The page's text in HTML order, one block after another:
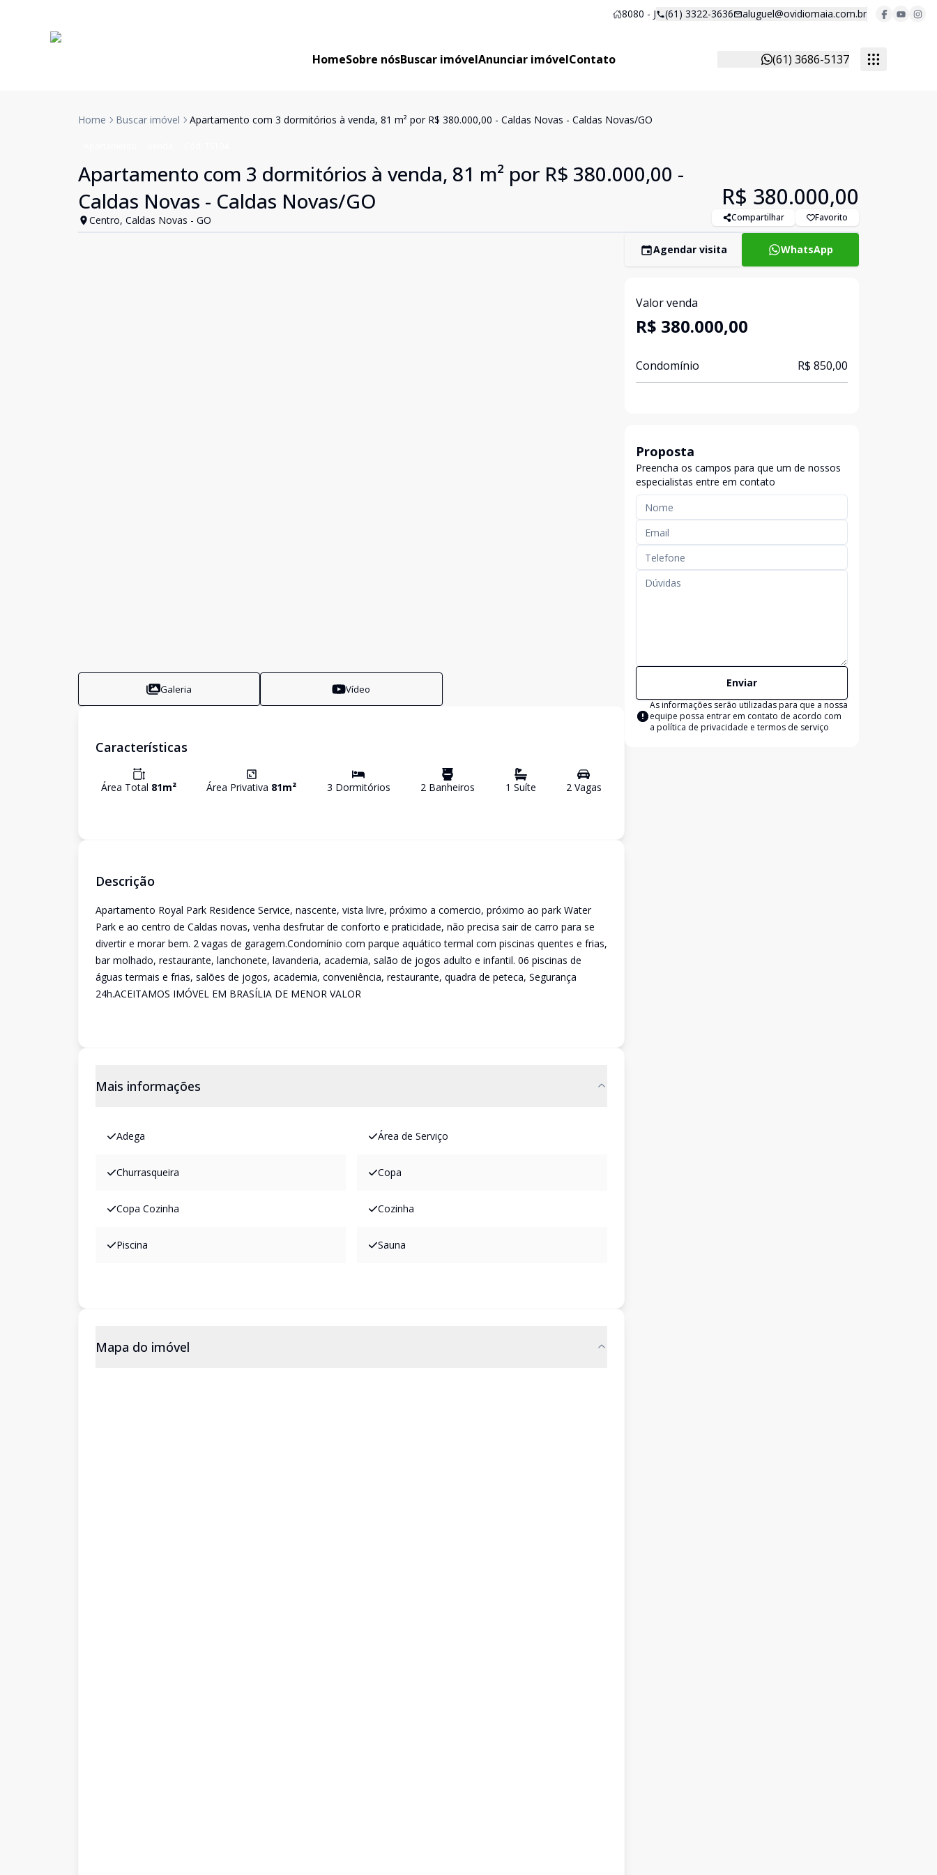
8080 - J (61) 3322-3636 aluguel@ovidiomaia.com.br
HomeSobre nósBuscar imóvelAnunciar imóvelContato (61) 3686-5137
Home Buscar imóvel Apartamento com 3 dormitórios à venda, 81 m² por R$ 380.000,00 - Caldas Novas - Caldas Novas/GO
Apartamento com 3 dormitórios à venda, 81 m² por R$ 380.000,00 -
Caldas Novas - Caldas Novas/GO
Centro, Caldas Novas - GO
R$ 380.000,00
Compartilhar Favorito
Galeria Vídeo
Características
Área Total 81m² Área Privativa 81m² 3 Dormitórios 2 Banheiros 1 Suíte 2Vagas
Descrição
Apartamento Royal Park Residence Service, nascente, vista livre, próximo a comercio, próximo ao park Water
Park e ao centro de Caldas novas, venha desfrutar de conforto e praticidade, não precisa sair de carro para se
divertir e morar bem. 2 vagas de garagem.Condomínio com parque aquático termal com piscinas quentes e frias,
bar molhado, restaurante, lanchonete, lavanderia, academia, salão de jogos adulto e infantil. 06 piscinas de
águas termais e frias, salões de jogos, academia, conveniência, restaurante, quadra de peteca, Segurança
24h.ACEITAMOS IMÓVEL EM BRASÍLIA DE MENOR VALOR
Mais informações
Adega Área de Serviço
Churrasqueira Copa
Copa Cozinha Cozinha
Piscina Sauna
Mapa do imóvel
Agendar visita WhatsApp
Valor venda
R$ 380.000,00
Condomínio R$ 850,00
Proposta
Preencha os campos para que um de nossos
especialistas entre em contato
Enviar
As informações serão utilizadas para que a nossa
equipe possa entrar em contato de acordo com
a política de privacidade e termos de serviço